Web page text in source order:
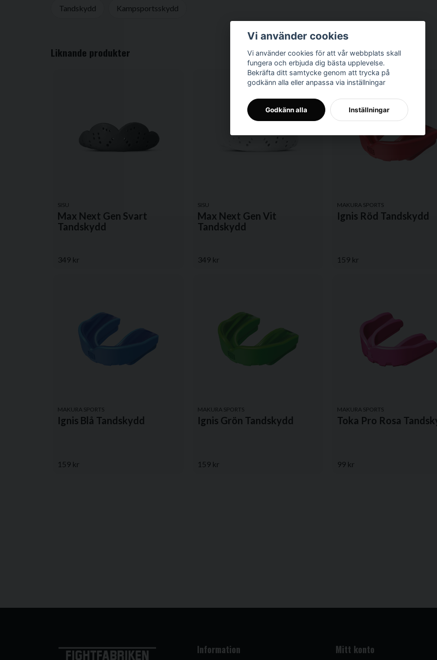
Mejladress
Tandskydd Kampsportsskydd
Liknande produkter
SISU
Max Next Gen Svart
Tandskydd
349 kr
SISU
Max Next Gen Vit
Tandskydd
349 kr
MAKURA SPORTS
Ignis Röd Tandskydd
159 kr
MAKURA SPORTS
Ignis Blå Tandskydd
159 kr
MAKURA SPORTS
Ignis Grön Tandskydd
159 kr
MAKURA SPORTS
Toka Pro Rosa
99 kr
Information Mitt konto
Vi använder cookies
Vi använder cookies för att vår webbplats skall
fungera och erbjuda dig bästa upplevelse.
Bekräfta ditt samtycke genom att trycka på
godkänn alla eller anpassa via inställningar
Godkänn alla Inställningar